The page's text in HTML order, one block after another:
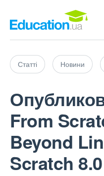
Статті Новини
From
Beyond
Scratch 8.0